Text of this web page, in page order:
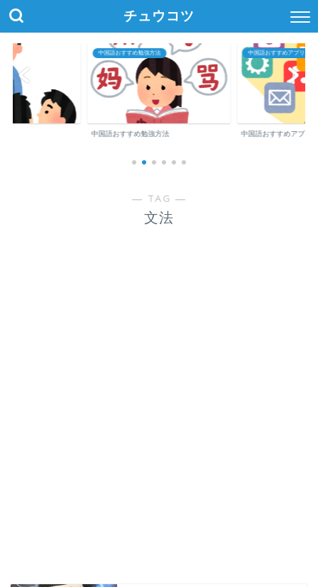
チュウコツ
中国語おすすめ勉強方法
中国語おすすめ勉強方法
中国語おすすめアプリ・参
中国語おすすめアプリ
― TAG ―
文法